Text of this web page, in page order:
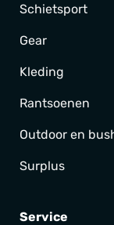
Schietsport
Gear
Kleding
Rantsoenen
Outdoor en
Surplus
Service